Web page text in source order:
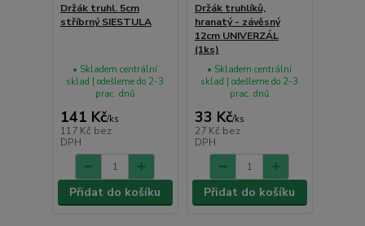
Držák truhl. 5cm
stříbrný SIESTULA
141 Kč/ks
117 Kč bez
DPH
• Skladem centrální
sklad | odešleme do 2-3
prac. dnů
Přidat do košíku
Držák truhlíků,
hranatý - závěsný
12cm UNIVERZÁL
(1ks)
33 Kč/ks
27 Kč bez
DPH
• Skladem centrální
sklad | odešleme do 2-3
prac. dnů
Přidat do košíku